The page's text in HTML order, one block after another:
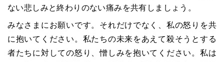
ない悲しみと終わりのない痛みを共有しましょう。
みなさまにお願いです。それだけでなく、私の怒りを共
に抱いてください。私たちの未来をあえて殺そうとする
者たちに対しての怒り、憎しみを抱いてください。私は